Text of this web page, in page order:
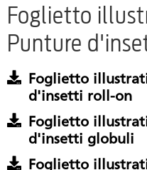
Foglietto
Punture
Foglietto
d'insetti roll-on
Foglietto
d'insetti globuli
Foglietto